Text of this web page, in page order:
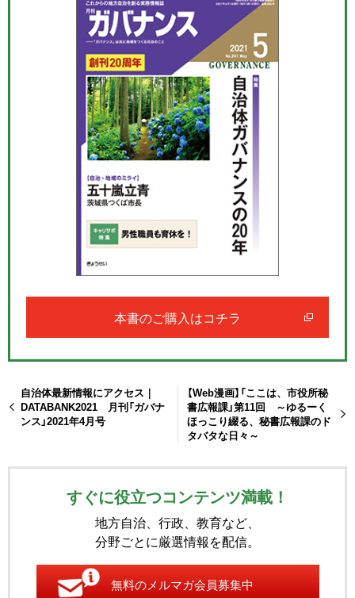
本書のご購入はコチラ
自治体最新情報にアクセス｜
DATABANK2021 月刊「ガバナ
ンス」2021年4月号
【Web漫画】「ここは、市役所秘
書広報課」第11回 ～ゆるーく
ほっこり綴る、秘書広報課のド
タバタな日々～
すぐに役立つコンテンツ満載！
地方自治、行政、教育など、
分野ごとに厳選情報を配信。
無料のメルマガ会員募集中